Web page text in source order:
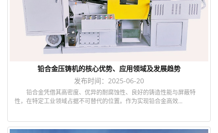
铅合金压铸机的核心优势、应用领域及发展趋势
发布时间：2025-06-20
铅合金凭借其高密度、优异的耐腐蚀性、良好的铸造性能与屏蔽特
性，在特定工业领域占据不可替代的位置。作为实现铅合金高效...